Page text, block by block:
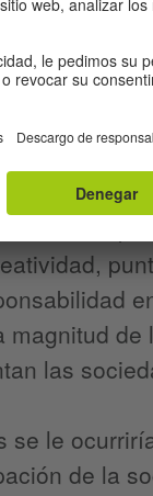
de
relación
pueden
y
son
las
se le
de la